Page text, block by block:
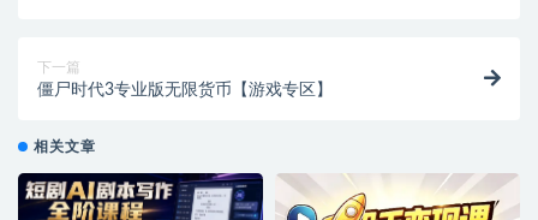
下一篇
僵尸时代3专业版无限货币【游戏专区】
相关文章